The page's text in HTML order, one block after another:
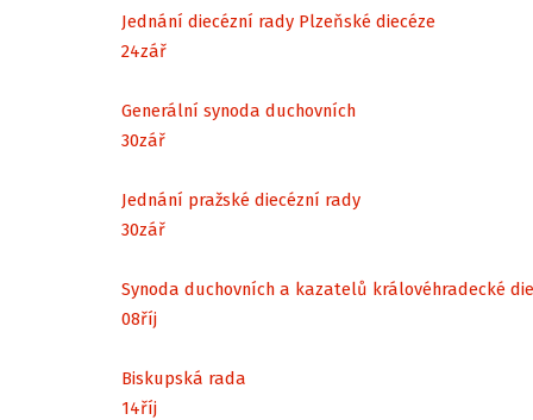
Jednání diecézní rady Plzeňské diecéze
24zář
Generální synoda duchovních
30zář
Jednání pražské diecézní rady
30zář
Synoda duchovních a kazatelů královéhradecké
08říj
Biskupská rada
14říj